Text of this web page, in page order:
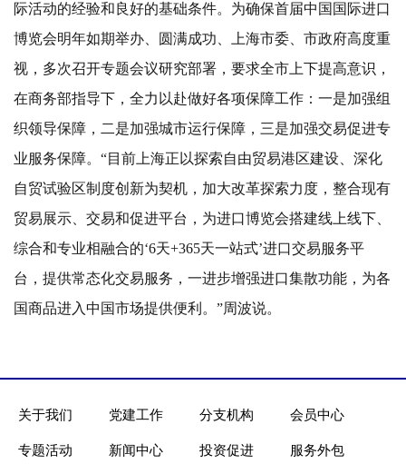
际活动的经验和良好的基础条件。为确保首届中国国际进口
博览会明年如期举办、圆满成功、上海市委、市政府高度重
视，多次召开专题会议研究部署，要求全市上下提高意识，
在商务部指导下，全力以赴做好各项保障工作：一是加强组
织领导保障，二是加强城市运行保障，三是加强交易促进专
业服务保障。“目前上海正以探索自由贸易港区建设、深化
自贸试验区制度创新为契机，加大改革探索力度，整合现有
贸易展示、交易和促进平台，为进口博览会搭建线上线下、
综合和专业相融合的‘6天+365天一站式’进口交易服务平
台，提供常态化交易服务，一进步增强进口集散功能，为各
国商品进入中国市场提供便利。”周波说。
关于我们 党建工作 分支机构 会员中心
专题活动 新闻中心 投资促进 服务外包